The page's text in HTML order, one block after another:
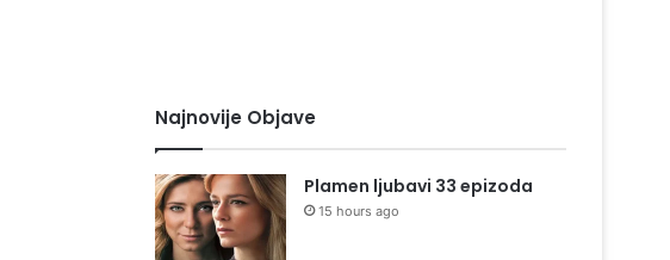
Najnovije Objave
Plamen ljubavi 33 epizoda
15 hours ago